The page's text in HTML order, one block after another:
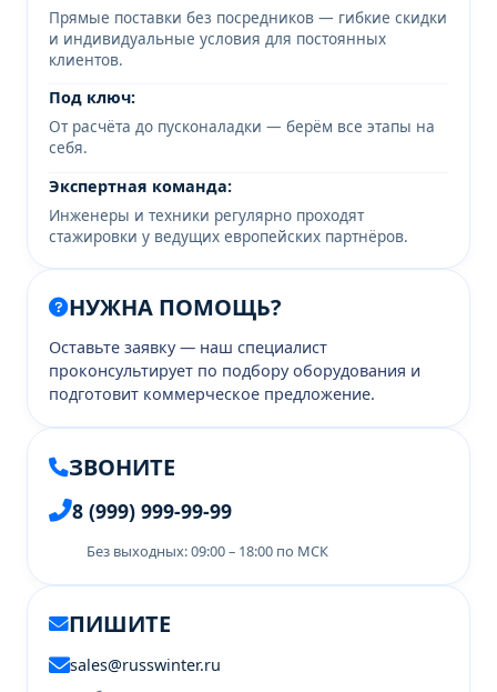
Прямые поставки без посредников — гибкие скидки
и индивидуальные условия для постоянных
клиентов.
Под ключ:
От расчёта до пусконаладки — берём все этапы на
себя.
Экспертная команда:
Инженеры и техники регулярно проходят
стажировки у ведущих европейских партнёров.
НУЖНА ПОМОЩЬ?
Оставьте заявку — наш специалист
проконсультирует по подбору оборудования и
подготовит коммерческое предложение.
ЗВОНИТЕ
8 (999) 999-99-99
Без выходных: 09:00 – 18:00 по МСК
ПИШИТЕ
sales@russwinter.ru